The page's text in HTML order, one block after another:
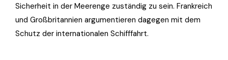
Sicherheit in der Meerenge zuständig zu sein. Frankreich
und Großbritannien argumentieren dagegen mit dem
Schutz der internationalen Schifffahrt.